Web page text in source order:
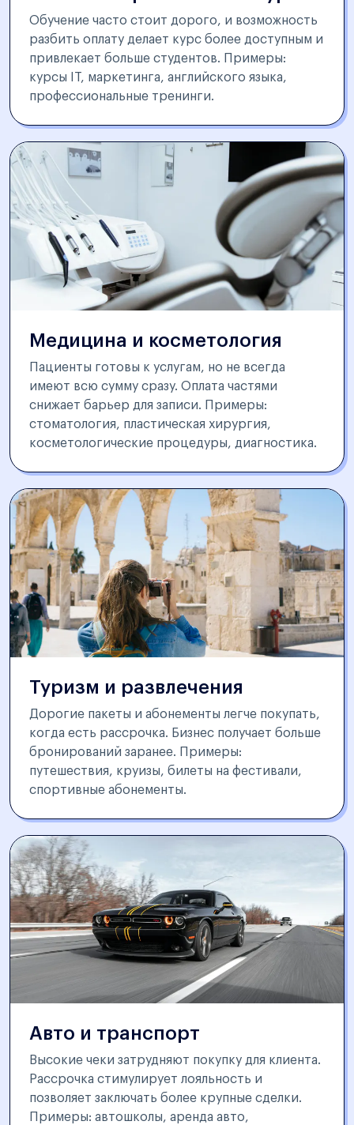
Обучение часто стоит дорого, и возможность
разбить оплату делает курс более доступным и
привлекает больше студентов. Примеры:
курсы IT, маркетинга, английского языка,
профессиональные тренинги.
Медицина и косметология
Пациенты готовы к услугам, но не всегда
имеют всю сумму сразу. Оплата частями
снижает барьер для записи. Примеры:
стоматология, пластическая хирургия,
косметологические процедуры, диагностика.
Туризм и развлечения
Дорогие пакеты и абонементы легче покупать,
когда есть рассрочка. Бизнес получает больше
бронирований заранее. Примеры:
путешествия, круизы, билеты на фестивали,
спортивные абонементы.
Авто и транспорт
Высокие чеки затрудняют покупку для клиента.
Рассрочка стимулирует лояльность и
позволяет заключать более крупные сделки.
Примеры: автошколы, аренда авто,